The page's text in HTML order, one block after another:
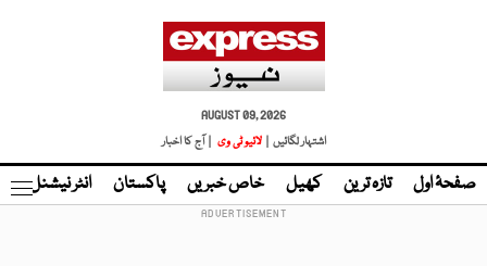
AUGUST 09, 2026
اشتہار لگائیں |
لائیو ٹی وی | آج کا اخبار
صفحۂ اول تازہ ترین کھیل خاص خبریں پاکستان انٹر نیشنل